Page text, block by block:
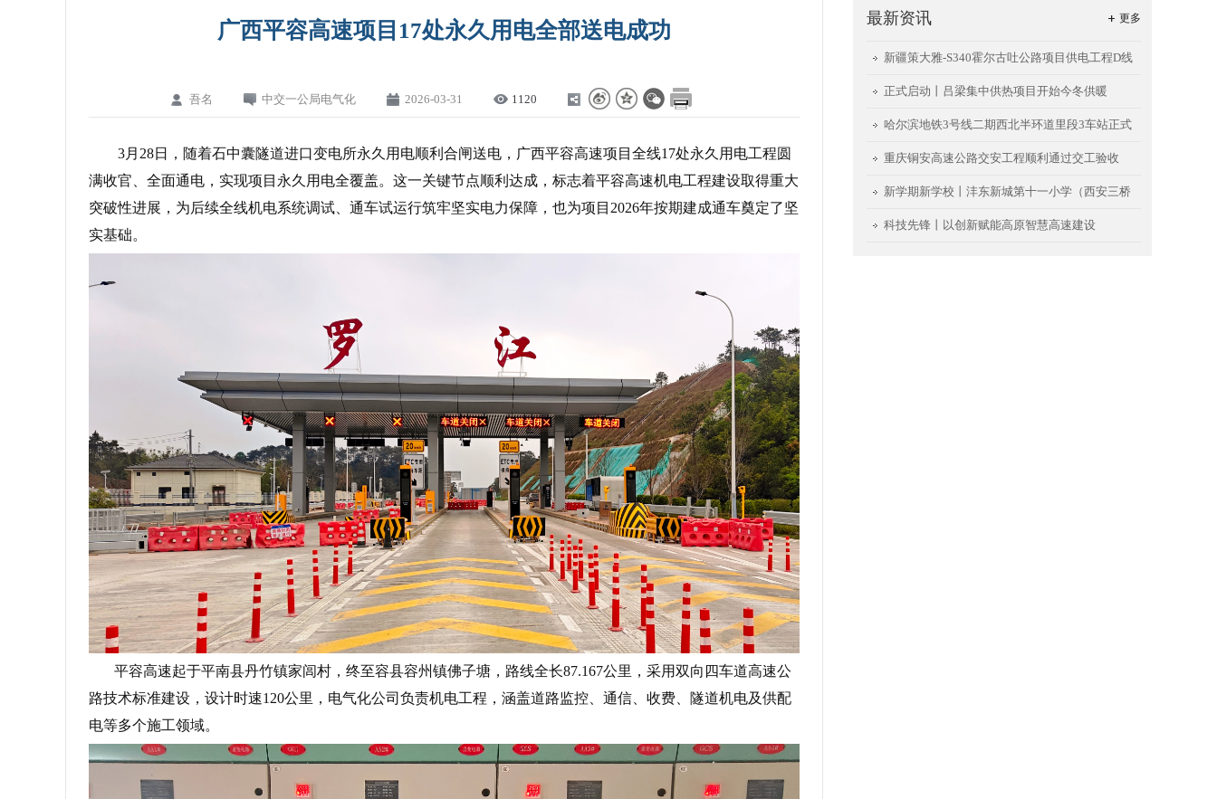
广西平容高速项目17处永久用电全部送电成功
吾名 中交一公局电气化 2026-03-31 1120
3月28日，随着石中囊隧道进口变电所永久用电顺利合闸送电，广西平容高速项目全线17处永久用电工程圆
满收官、全面通电，实现项目永久用电全覆盖。这一关键节点顺利达成，标志着平容高速机电工程建设取得重大
突破性进展，为后续全线机电系统调试、通车试运行筑牢坚实电力保障，也为项目2026年按期建成通车奠定了坚
实基础。
平容高速起于平南县丹竹镇家闾村，终至容县容州镇佛子塘，路线全长87.167公里，采用双向四车道高速公
路技术标准建设，设计时速120公里，电气化公司负责机电工程，涵盖道路监控、通信、收费、隧道机电及供配
电等多个施工领域。
更多
最新资讯
新疆策大雅-S340霍尔古吐公路项目供电工程D线
送电成功
正式启动丨吕梁集中供热项目开始今冬供暖
哈尔滨地铁3号线二期西北半环道里段3车站正式
开通试运行
重庆铜安高速公路交安工程顺利通过交工验收
新学期新学校丨沣东新城第十一小学（西安三桥
小学）项目如期交用
科技先锋丨以创新赋能高原智慧高速建设